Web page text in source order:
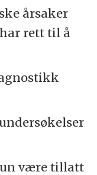
årsaker
rett til å
være tillatt